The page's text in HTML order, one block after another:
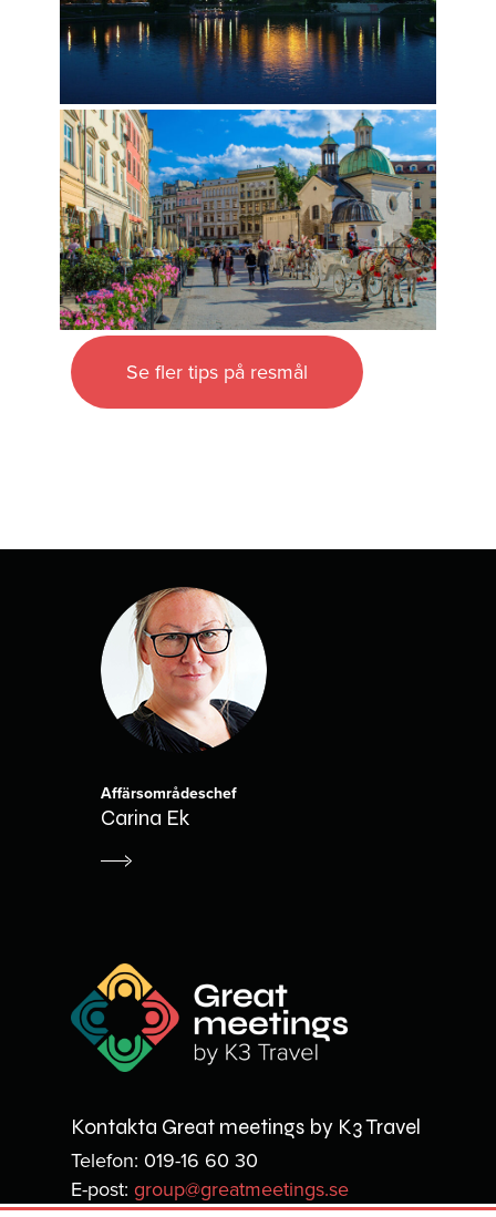
Se fler tips på resmål
Affärsområdeschef
Carina Ek
Kontakta Great meetings by K3 Travel
Telefon: 019-16 60 30
E-post:group@greatmeetings.se